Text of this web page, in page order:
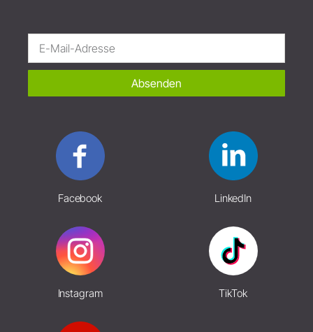
Absenden
Facebook LinkedIn
Instagram TikTok